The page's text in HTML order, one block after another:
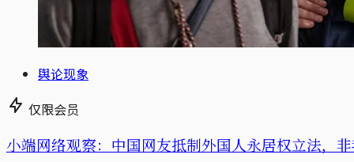
舆论现象
仅限会员
小端网络观察：中国网友抵制外国人永居权立法，